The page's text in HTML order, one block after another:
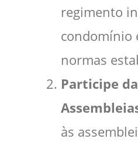
regimento
condomínio
normas
Participe
às